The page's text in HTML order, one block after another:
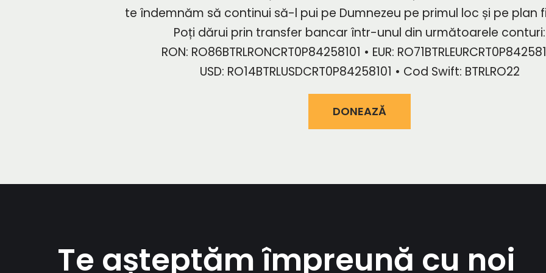
te îndemnăm să continui să-l pui pe Dumnezeu pe primul loc și pe plan
Poți dărui prin transfer bancar într-unul din următoarele conturi:
RON: RO86BTRLRONCRT0P84258101 • EUR:
USD: RO14BTRLUSDCRT0P84258101 • Cod Swift: BTRLRO22
DONEAZĂ
Te așteptăm împreună cu noi